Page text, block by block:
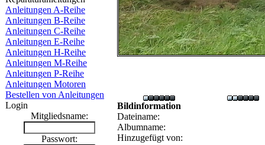
Anleitungen A-Reihe
Anleitungen B-Reihe
Anleitungen C-Reihe
Anleitungen E-Reihe
Anleitungen H-Reihe
Anleitungen M-Reihe
Anleitungen P-Reihe
Anleitungen Motoren
Bestellen von Anleitungen
Login
Mitgliedsname:
Passwort:
Bildinformation
Dateiname:
Albumname:
Hinzugefügt von: